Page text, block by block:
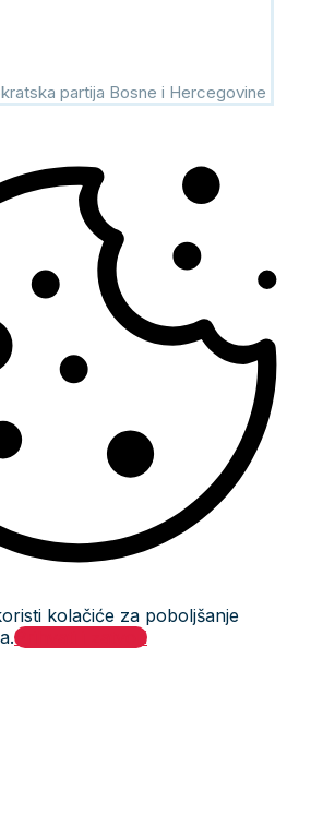
partija Bosne i Hercegovine
kolačiće za poboljšanje
Prihvati i zatvori